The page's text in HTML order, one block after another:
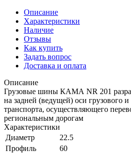
Описание
Характеристики
Наличие
Отзывы
Как купить
Задать вопрос
Доставка и оплата
Описание
Грузовые шины КАМА NR 201
на задней (ведущей) оси грузового
транспорта, осуществляющего
региональным дорогам
Характеристики
Диаметр
22.5
Профиль
60